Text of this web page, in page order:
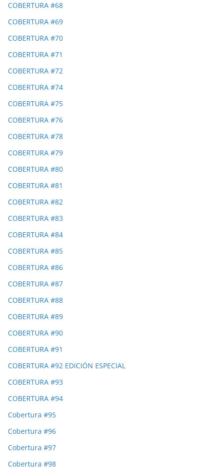
COBERTURA #68
COBERTURA #69
COBERTURA #70
COBERTURA #71
COBERTURA #72
COBERTURA #74
COBERTURA #75
COBERTURA #76
COBERTURA #78
COBERTURA #79
COBERTURA #80
COBERTURA #81
COBERTURA #82
COBERTURA #83
COBERTURA #84
COBERTURA #85
COBERTURA #86
COBERTURA #87
COBERTURA #88
COBERTURA #89
COBERTURA #90
COBERTURA #91
COBERTURA #92 EDICIÓN ESPECIAL
COBERTURA #93
COBERTURA #94
Cobertura #95
Cobertura #96
Cobertura #97
Cobertura #98